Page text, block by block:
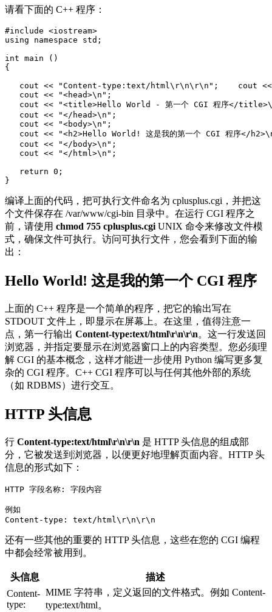
请看下面的 C++ 程序：
#include <iostream>
using namespace std;
int main ()
{
cout << "Content-type:text/html\r\n\r\n";    cout
   cout << "<head>\n";
cout << "<title>Hello World - 第一个 CGI 程序</
   cout << "</head>\n";
   cout << "<body>\n";
cout << "<h2>Hello World! 这是我的第一个 CGI 程序</
   cout << "</body>\n";
   cout << "</html>\n";
   return 0;
编译上面的代码，把可执行文件命名为 cplusplus.cgi，并把这
个文件保存在 /var/www/cgi-bin 目录中。在运行 CGI 程序之
前，请使用 chmod 755 cplusplus.cgi UNIX 命令来修改文件模
式，确保文件可执行。访问可执行文件，您会看到下面的输
出：
Hello World! 这是我的第一个 CGI 程序
上面的 C++ 程序是一个简单的程序，把它的输出写在
STDOUT 文件上，即显示在屏幕上。在这里，值得注意一
点，第一行输出 Content-type:text/html\r\n\r\n。这一行发送回
浏览器，并指定要显示在浏览器窗口上的内容类型。您必须理
解 CGI 的基本概念，这样才能进一步使用 Python 编写更多复
杂的 CGI 程序。C++ CGI 程序可以与任何其他外部的系统
（如 RDBMS）进行交互。
HTTP 头信息
行 Content-type:text/html\r\n\r\n 是 HTTP 头信息的组成部
分，它被发送到浏览器，以便更好地理解页面内容。HTTP 头
信息的形式如下：
HTTP 字段名称: 字段内容
例如
还有一些其他的重要的 HTTP 头信息，这些在您的 CGI 编程
中都会经常被用到。
头信息
描述
Content-
type:
MIME 字符串，定义返回的文件格式。例如 Content-
type:text/html。